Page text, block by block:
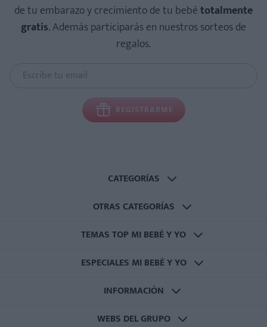
de tu embarazo y crecimiento de tu bebétotalmente
gratis. Además participarás en nuestros sorteos de
regalos.
REGISTRARME
CATEGORÍAS
OTRAS CATEGORÍAS
TEMAS TOP MI BEBÉ Y YO
ESPECIALES MI BEBÉ Y YO
INFORMACIÓN
WEBS DEL GRUPO